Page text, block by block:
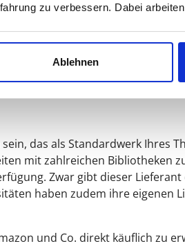
zu verbessern. Dabei
Ablehnen
Einen Teil des Buches
etwas für die Abschlussarbeit
oder Masterarbeiten ist es
gut zu füllen.
das als Standardwerk Ihres
mit zahlreichen Bibliotheken
Zwar gibt dieser
haben zudem ihre eigenen
und Co. direkt käuflich zu